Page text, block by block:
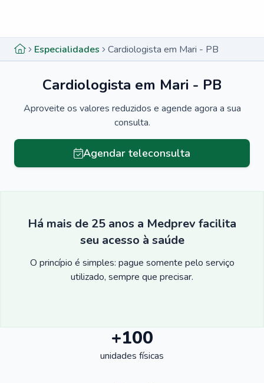
Especialidades Cardiologista em Mari - PB
Cardiologista em Mari - PB
Aproveite os valores reduzidos e agende agora a sua
consulta.
Agendar teleconsulta
Há mais de 25 anos a Medprev facilita
seu acesso à saúde
O princípio é simples: pague somente pelo serviço
utilizado, sempre que precisar.
+100
unidades físicas